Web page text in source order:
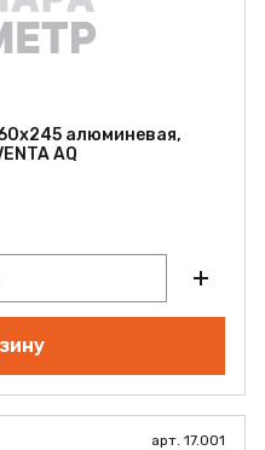
алюминевая,
AQ
арт. 17.001